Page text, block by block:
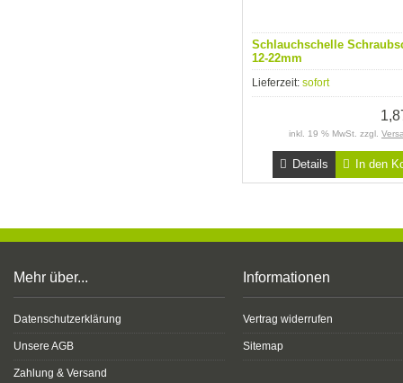
Schlauchschelle
12-22mm
Lieferzeit: sofort
inkl. 19 % MwSt. zzgl.
Details In den
Mehr über...
Datenschutzerklärung
Unsere AGB
Zahlung & Versand
Informationen
Vertrag widerrufen
Sitemap